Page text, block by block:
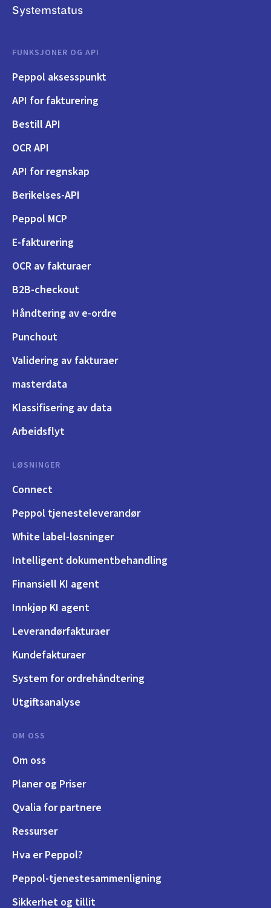
Systemstatus
FUNKSJONER OG API
Peppol aksesspunkt
API for fakturering
Bestill API
OCR API
API for regnskap
Berikelses-API
Peppol MCP
E-fakturering
OCR av fakturaer
B2B-checkout
Håndtering av e-ordre
Punchout
Validering av fakturaer
masterdata
Klassifisering av data
Arbeidsflyt
LØSNINGER
Connect
Peppol tjenesteleverandør
White label-løsninger
Intelligent dokumentbehandling
Finansiell KI agent
Innkjøp KI agent
Leverandørfakturaer
Kundefakturaer
System for ordrehåndtering
Utgiftsanalyse
OM OSS
Om oss
Planer og Priser
Qvalia for partnere
Ressurser
Hva er Peppol?
Peppol-tjenestesammenligning
Sikkerhet og tillit